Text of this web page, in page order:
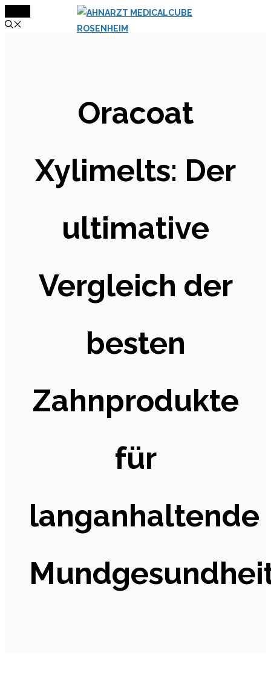
Inhalt
Oracoat
Xylimelts: Der
ultimative
Vergleich der
besten
Zahnprodukte
für
langanhaltende